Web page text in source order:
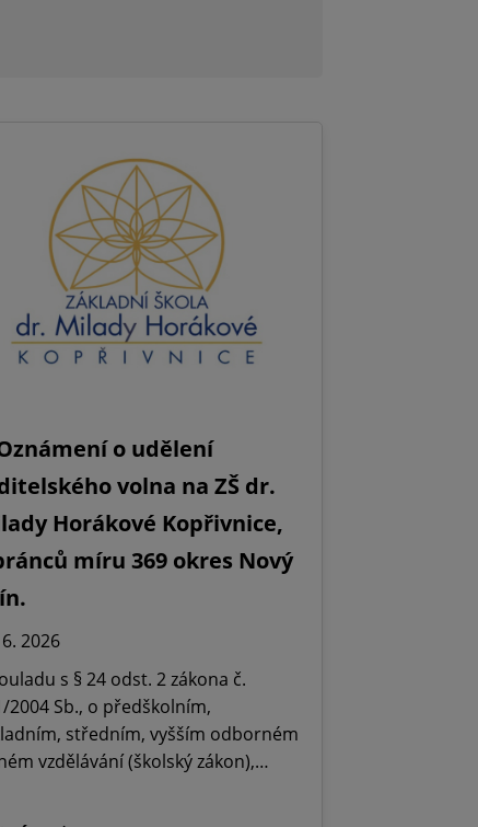
o udělení
volna na ZŠ dr.
Horákové Kopřivnice,
míru 369 okres Nový
2026
s § 24 odst. 2 zákona č.
2004 Sb., o předškolním,
středním, vyšším odborném
vzdělávání (školský zákon),…